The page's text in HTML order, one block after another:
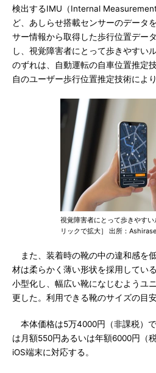
検出するIMU（Internal
ど、あしらせ搭載センサーのデータ
サー情報から取得した歩行位置デー
し、視覚障害者にとって歩きやすい
のずれは、自動運転の自車位置推定
自のユーザー歩行位置推定技術によ
視覚障害者にとって歩きやすい
リックで拡大］ 出所：Ashirase
また、装着時の靴の中の違和感を
材は柔らかく薄い形状を採用してい
小型化し、幅広い靴になじむようユ
更した。利用できる靴のサイズの目
本体価格は5万4000円（非課税）
は月額550円あるいは年額6000円（
iOS端末に対応する。